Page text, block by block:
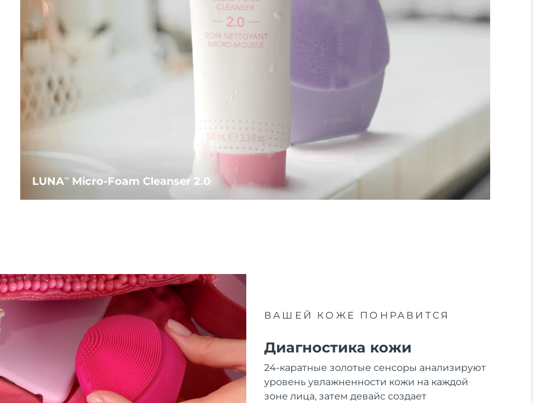
LUNATMMicro-Foam Cleanser 2.0
ВАШЕЙ КОЖЕ ПОНРАВИТСЯ
Диагностика кожи
24-каратные золотые сенсоры анализируют
уровень увлажненности кожи на каждой
зоне лица, затем девайс создает